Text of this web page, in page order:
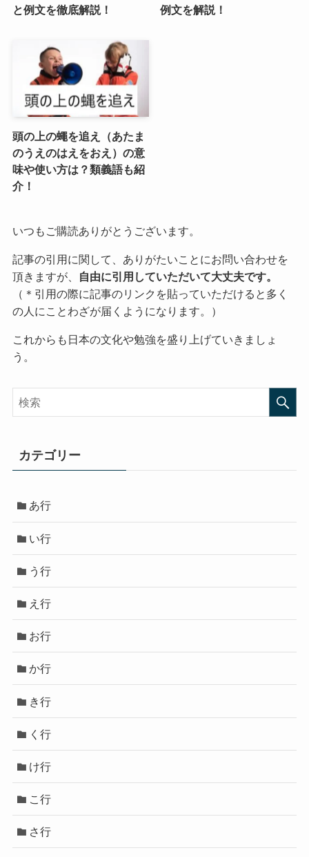
と例文を徹底解説！
例文を解説！
頭の上の蠅を追え（あたま
のうえのはえをおえ）の意
味や使い方は？類義語も紹
介！
いつもご購読ありがとうございます。
記事の引用に関して、ありがたいことにお問い合わせを
頂きますが、
自由に引用していただいて大丈夫です。
（＊引用の際に記事のリンクを貼っていただけると多く
の人にことわざが届くようになります。）
これからも日本の文化や勉強を盛り上げていきましょ
う。
カテゴリー
あ行
い行
う行
え行
お行
か行
き行
く行
け行
こ行
さ行